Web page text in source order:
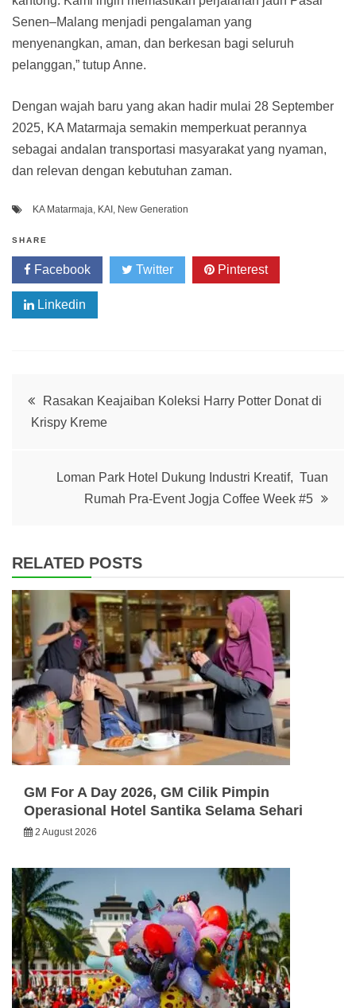
Senen–Malang menjadi pengalaman yang
menyenangkan, aman, dan berkesan bagi seluruh
pelanggan,” tutup Anne.
Dengan wajah baru yang akan hadir mulai 28 September
2025, KA Matarmaja semakin memperkuat perannya
sebagai andalan transportasi masyarakat yang nyaman,
dan relevan dengan kebutuhan zaman.
KA Matarmaja, KAI , New Generation
SHARE
Facebook Twitter Pinterest
Linkedin
Post
navigation
Rasakan Keajaiban Koleksi Harry Potter Donat di
Krispy Kreme
Loman Park Hotel Dukung Industri Kreatif, Tuan
Rumah Pra-Event Jogja Coffee Week #5
RELATED POSTS
GM For A Day 2026, GM Cilik Pimpin
Operasional Hotel Santika Selama Sehari
2 August 2026